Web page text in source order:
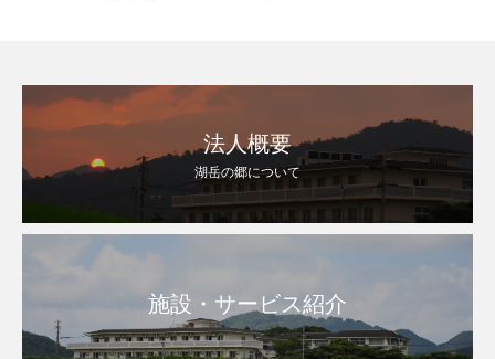
法人概要
湖岳の郷について
施設・サービス紹介